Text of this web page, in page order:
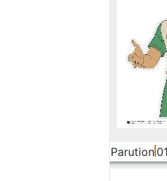
Parution